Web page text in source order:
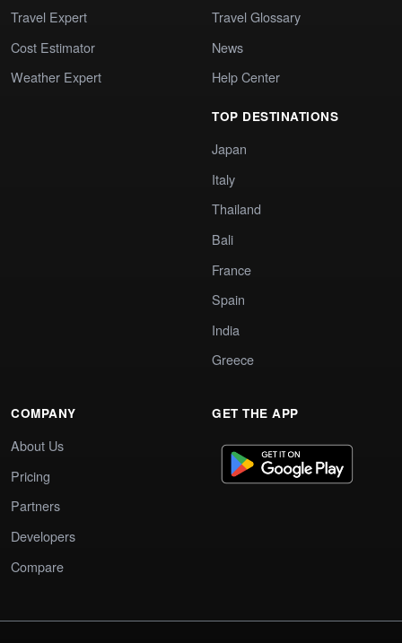
Travel Expert
Cost Estimator
Weather Expert
Travel Glossary
News
Help Center
TOP DESTINATIONS
Japan
Italy
Thailand
Bali
France
Spain
India
Greece
COMPANY
About Us
Pricing
Partners
Developers
Compare
GET THE APP